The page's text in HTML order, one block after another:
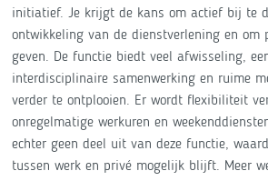
initiatief. Je krijgt de kans om actief bij te
ontwikkeling van de dienstverlening en om
geven. De functie biedt veel afwisseling,
interdisciplinaire samenwerking en ruime
verder te ontplooien. Er wordt flexibiliteit
onregelmatige werkuren en
echter geen deel uit van deze functie,
tussen werk en privé mogelijk blijft. Meer